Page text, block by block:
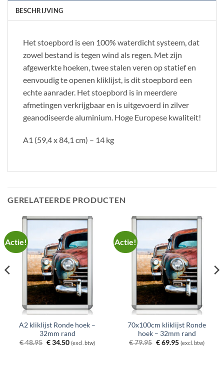
BESCHRIJVING
Het stoepbord is een 100% waterdicht systeem, dat
zowel bestand is tegen wind als regen. Met zijn
afgewerkte hoeken, twee stalen veren op statief en
eenvoudig te openen kliklijst, is dit stoepbord een
echte aanrader. Het stoepbord is in meerdere
afmetingen verkrijgbaar en is uitgevoerd in zilver
geanodiseerde aluminium. Hoge Europese kwaliteit!
A1 (59,4 x 84,1 cm) – 14 kg
GERELATEERDE PRODUCTEN
Actie!
A2 kliklijst Ronde hoek –
32mm rand
€48.95 Oorspronkelijke
€34.50Huidige
prijs
(excl. btw)
Actie!
70x100cm kliklijst Ronde
hoek – 32mm rand
€79.95 Oorspronkelijke
€69.95Huidige
prijs
(excl. btw)